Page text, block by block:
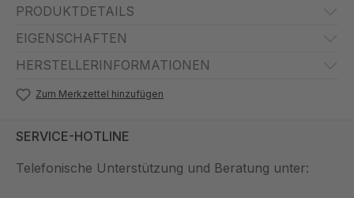
PRODUKTDETAILS
EIGENSCHAFTEN
HERSTELLERINFORMATIONEN
Zum Merkzettel hinzufügen
SERVICE-HOTLINE
Telefonische Unterstützung und Beratung unter: